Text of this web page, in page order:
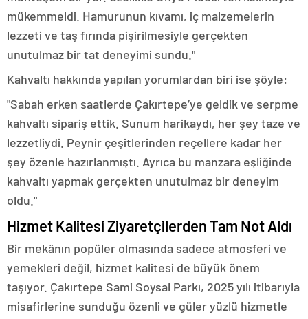
mükemmeldi. Hamurunun kıvamı, iç malzemelerin
lezzeti ve taş fırında pişirilmesiyle gerçekten
unutulmaz bir tat deneyimi sundu."
Kahvaltı hakkında yapılan yorumlardan biri ise şöyle:
"Sabah erken saatlerde Çakırtepe’ye geldik ve serpme
kahvaltı sipariş ettik. Sunum harikaydı, her şey taze ve
lezzetliydi. Peynir çeşitlerinden reçellere kadar her
şey özenle hazırlanmıştı. Ayrıca bu manzara eşliğinde
kahvaltı yapmak gerçekten unutulmaz bir deneyim
oldu."
Hizmet Kalitesi Ziyaretçilerden Tam Not Aldı
Bir mekânın popüler olmasında sadece atmosferi ve
yemekleri değil, hizmet kalitesi de büyük önem
taşıyor. Çakırtepe Sami Soysal Parkı, 2025 yılı itibarıyla
misafirlerine sunduğu özenli ve güler yüzlü hizmetle